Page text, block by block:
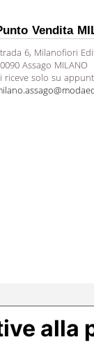
Vendita
6, Milanofiori
Assago MILANO
riceve solo su
alla